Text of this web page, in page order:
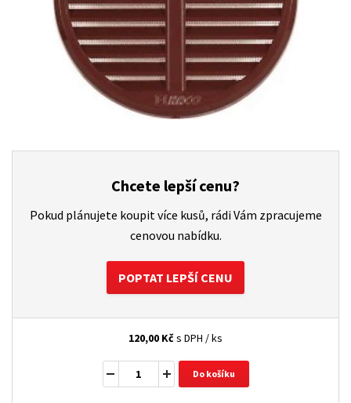
Chcete lepší cenu?
Pokud plánujete koupit více kusů, rádi Vám zpracujeme
cenovou nabídku.
POPTAT LEPŠÍ CENU
120,00 Kčs DPH / ks
Do košíku